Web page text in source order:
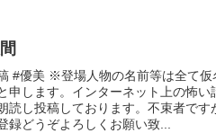
#優美 ※登場人物の名前等は全て仮
申します。インターネット上の怖い
読し投稿しております。不束者です
録どうぞよろしくお願い致...